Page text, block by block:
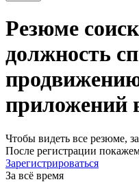
Резюме
должность
приложений
Чтобы видеть все резюме,
После регистрации
Зарегистрироваться
За всё время